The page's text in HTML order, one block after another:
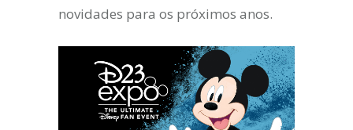
novidades para os próximos anos.